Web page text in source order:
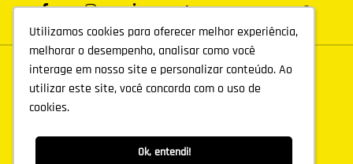
Utilizamos cookies para oferecer melhor experiência,
melhorar o desempenho, analisar como você
interage em nosso site e personalizar conteúdo. Ao
utilizar este site, você concorda com o uso de
cookies.
Ok, entendi!
Utilizamos cookies para oferecer melhor experiência,
melhorar o desempenho, analisar como você
interage em nosso site e personalizar conteúdo. Ao
utilizar este site, você concorda com o uso de
cookies.
Ok, entendi!
. TODOS OS DIREITOS RESERVADOS.